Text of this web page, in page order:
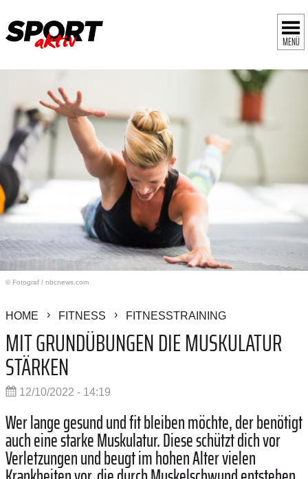
MENÜ
© Fotograf / nbcnews.com
HOME FITNESS FITNESSTRAINING
MIT GRUNDÜBUNGEN DIE MUSKULATUR
STÄRKEN
12/10/2022 - 14:19
Wer lange gesund und fit bleiben möchte, der benötigt
auch eine starke Muskulatur. Diese schützt dich vor
Verletzungen und beugt im hohen Alter vielen